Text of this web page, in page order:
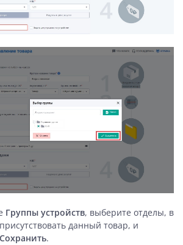
Группы устройств, выберите отделы, в
данный товар, и
Сохранить.